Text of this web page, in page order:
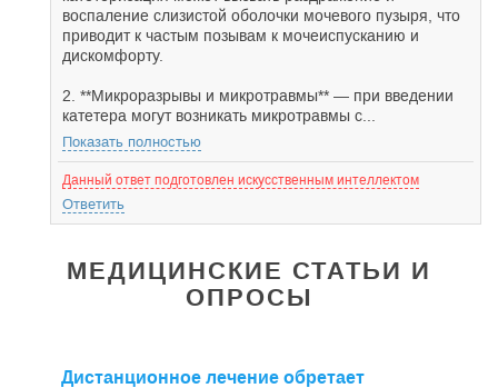
воспаление слизистой оболочки мочевого пузыря, что
приводит к частым позывам к мочеиспусканию и
дискомфорту.
2. **Микроразрывы и микротравмы** — при введении
катетера могут возникать микротравмы с...
Показать полностью
Данный ответ подготовлен искусственным интеллектом
Ответить
МЕДИЦИНСКИЕ СТАТЬИ И
ОПРОСЫ
Дистанционное лечение обретает